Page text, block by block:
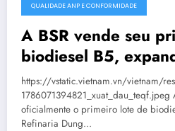
QUALIDADE ANP E CONFORMIDADE
A BSR vende seu
biodiesel B5,
mercado de
https://vstatic.vietnam.vn/vietnam/
1786071394821_xuat_dau_teqf.jpeg
oficialmente o primeiro lote de
Refinaria Dung…